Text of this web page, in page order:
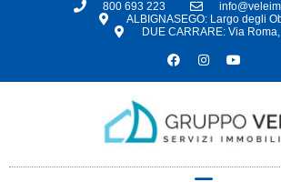
800 693 223
ALBIGNASEGO: Largo degli
DUE CARRARE: Via